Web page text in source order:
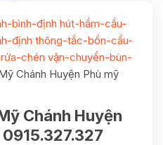
bình-định hút-hầm-cầu-
định thông-tắc-bồn-cầu-
chén vận-chuyển-bùn-
Chánh Huyện Phù mỹ
Chánh Huyện